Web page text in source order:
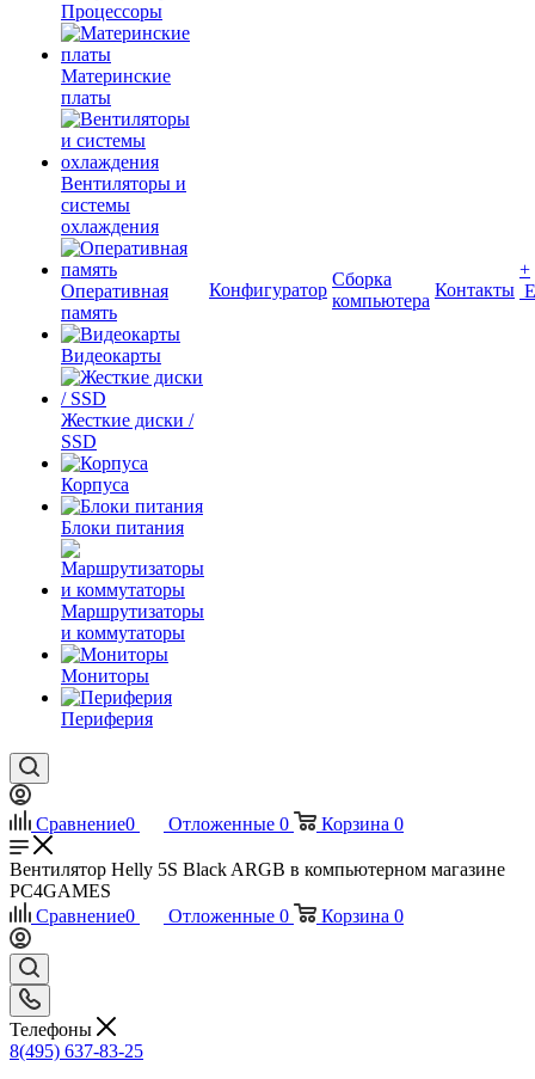
Процессоры
Материнские
платы
Вентиляторы и
системы
охлаждения
Оперативная
память
Видеокарты
Жесткие диски /
SSD
Корпуса
Блоки питания
Маршрутизаторы
и коммутаторы
Мониторы
Периферия
Конфигуратор
Сборка
компьютера
Контакты
+
Сравнение0 Отложенные 0 Корзина 0
Вентилятор Helly 5S Black ARGB в компьютерном магазине
PC4GAMES
Сравнение0 Отложенные 0 Корзина 0
Телефоны
8(495) 637-83-25